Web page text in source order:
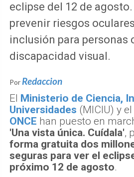
eclipse del 12 de agosto.
prevenir riesgos
inclusión para personas
discapacidad visual.
Por Redaccion
El Ministerio de Ciencia,
Universidades (MICIU) y el
ONCE han puesto en
'Una vista única. Cuídala',
forma gratuita dos
seguras para ver el
próximo 12 de agosto.